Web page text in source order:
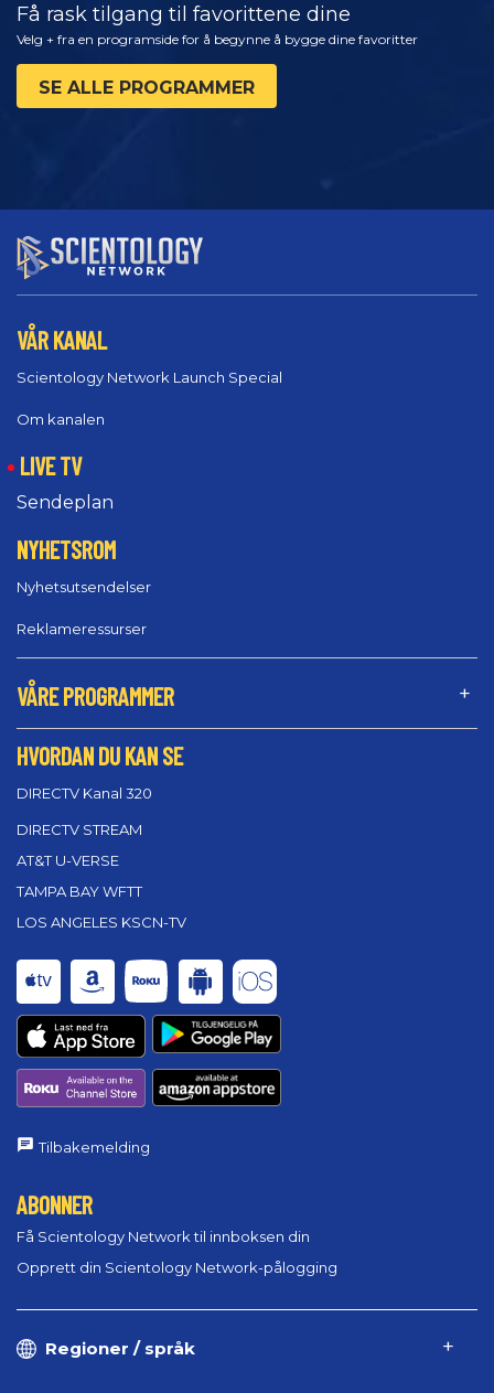
Få rask tilgang til favorittene dine
Velg + fra en programside for å begynne å bygge dine favoritter
SE ALLE PROGRAMMER
VÅR KANAL
Scientology Network Launch Special
Om kanalen
LIVE TV
Sendeplan
NYHETSROM
Nyhetsutsendelser
Reklameressurser
VÅRE PROGRAMMER
HVORDAN DU KAN SE
DIRECTV Kanal 320
DIRECTV STREAM
AT&T U-VERSE
TAMPA BAY WFTT
LOS ANGELES KSCN-TV
Tilbakemelding
ABONNER
Få Scientology Network til innboksen din
Opprett din Scientology Network-pålogging
Regioner / språk